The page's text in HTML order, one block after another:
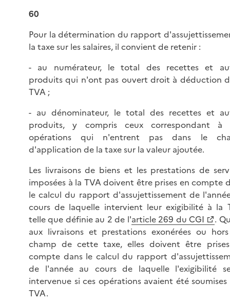
60
Pour la détermination du rapport
la taxe sur les salaires, il convient de retenir :
- au numérateur, le total des recettes et
produits qui n'ont pas ouvert droit à déduction
TVA ;
- au dénominateur, le total des recettes et
produits, y compris ceux correspondant à
opérations qui n'entrent pas dans le
d'application de la taxe sur la valeur ajoutée.
Les livraisons de biens et les prestations de
imposées à la TVA doivent être prises en compte
le calcul du rapport d'assujettissement de
cours de laquelle intervient leur exigibilité à la
telle que définie au 2 de l'article 269 du CGI
.
aux livraisons et prestations exonérées ou
champ de cette taxe, elles doivent être
compte dans le calcul du rapport
de l'année au cours de laquelle l'exigibilité
intervenue si ces opérations avaient été soumises
TVA.